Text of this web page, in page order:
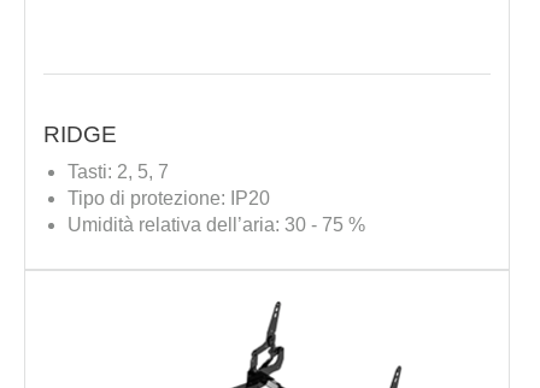
RIDGE
Tasti: 2, 5, 7
Tipo di protezione: IP20
Umidità relativa dell’aria: 30 - 75 %